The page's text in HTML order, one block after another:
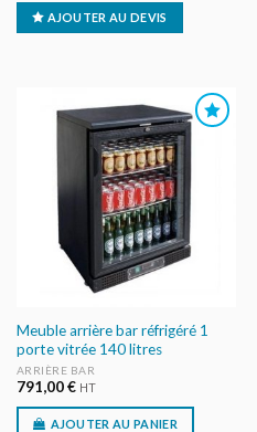
AJOUTER AU DEVIS
AJOUTER
AU DEVIS
Meuble arrière bar réfrigéré 1
porte vitrée 140 litres
ARRIÈRE BAR
791,00€ HT
AJOUTER AU PANIER